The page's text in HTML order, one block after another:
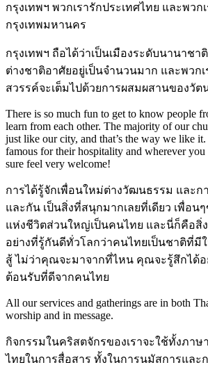
กรุงเทพฯ พวกเรารักประเทศไทย และพวก
กรุงเทพมหานคร
กรุงเทพฯ ถือได้ว่าเป็นเมืองระดับนานาชา
ต่างชาติอาศัยอยู่เป็นจำนวนมาก และพวก
สวรรค์จะเต็มไปด้วยการผสมผสานของวั
There is so much fun to get to know people
learn from each other. The majority of our
just like our city, and that’s the way we like
famous for their hospitality and wherever
sure feel very welcome!
การได้รู้จักเพื่อนใหม่ต่างวัฒนธรรม และก
และกัน เป็นสิ่งที่สนุกมากเลยที่เดียว เพื่อน
แห่งชีวิตส่วนใหญ่เป็นคนไทย และนี่ก็คือสิ่ง
อย่างที่รู้กันดีทั่วโลกว่าคนไทยเป็นชาติที่มี
สู้ ไม่ว่าคุณจะมาจากที่ไหน คุณจะรู้สึกได้
ต้อนรับที่ดีจากคนไทย
All our services and gatherings are in both
worship and in message.
กิจกรรมในคริสตจักรของเราจะใช้ทั้งภา
ไทยในการสื่อสาร ทั้งในการนมัสการและ